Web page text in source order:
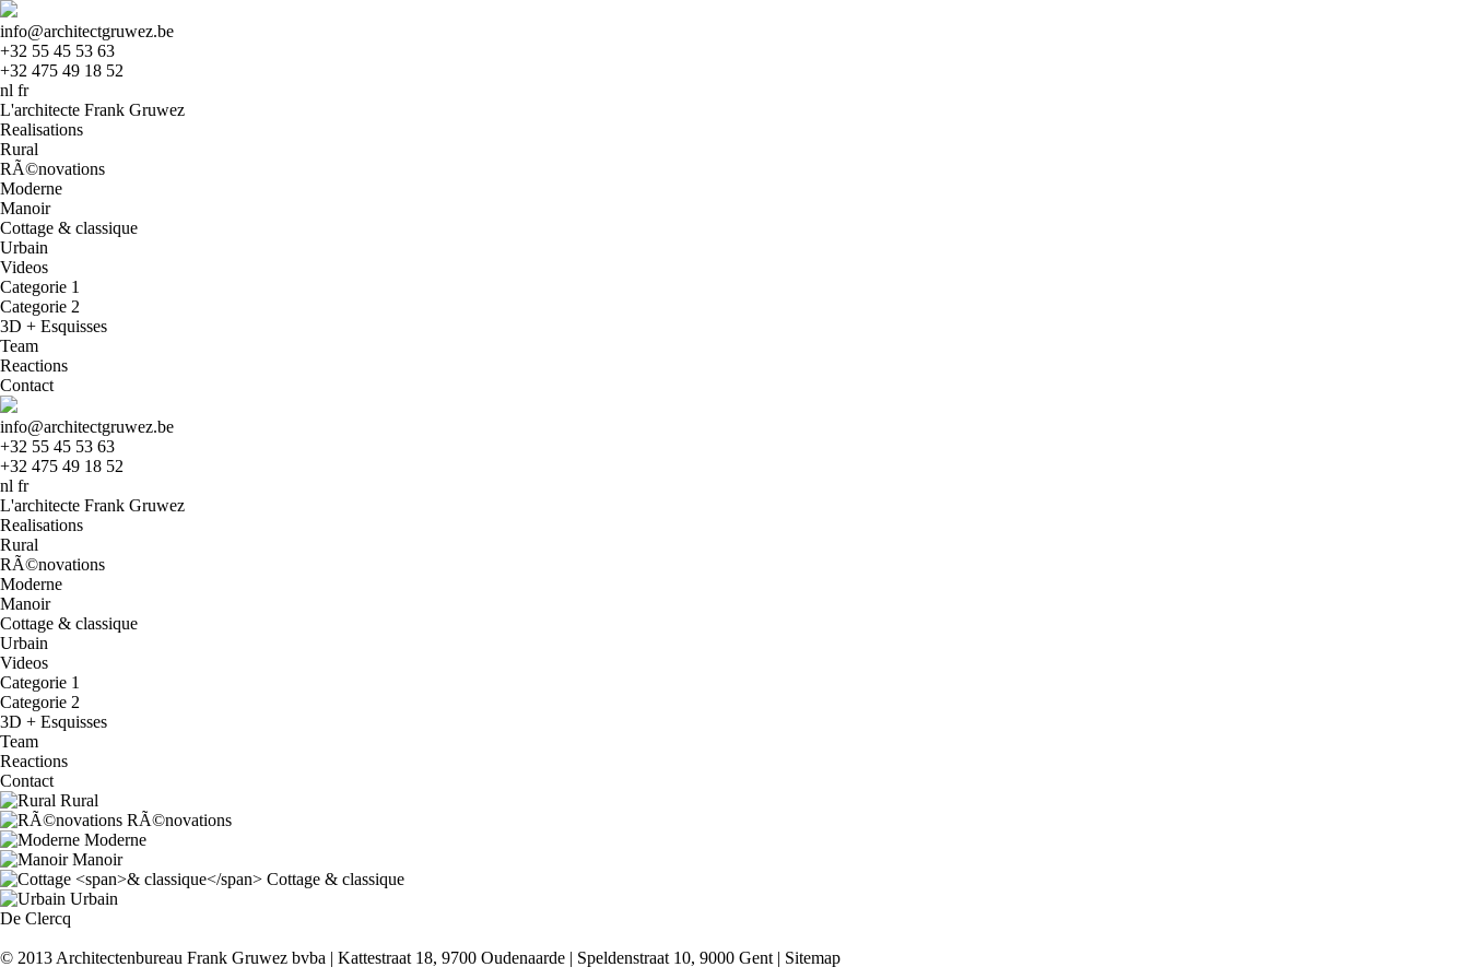
info@architectgruwez.be
+32 55 45 53 63
+32 475 49 18 52
nl fr
L'architecte Frank Gruwez
Realisations
Rural
RÃ©novations
Moderne
Manoir
Cottage & classique
Urbain
Videos
Categorie 1
Categorie 2
3D + Esquisses
Team
Reactions
Contact
info@architectgruwez.be
+32 55 45 53 63
+32 475 49 18 52
nl fr
L'architecte Frank Gruwez
Realisations
Rural
RÃ©novations
Moderne
Manoir
Cottage & classique
Urbain
Videos
Categorie 1
Categorie 2
3D + Esquisses
Team
Reactions
Contact
Rural
RÃ©novations
Moderne
Manoir
Cottage & classique
Urbain
De Clercq
© 2013 Architectenbureau Frank Gruwez bvba | Kattestraat 18, 9700 Oudenaarde | Speldenstraat 10, 9000 Gent | Sitemap